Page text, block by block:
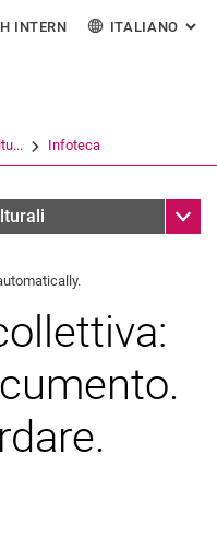
directly to: content
directly to: search
directly to: main
an external link in a
INTERN ITALIANO :
Infoteca
Sub